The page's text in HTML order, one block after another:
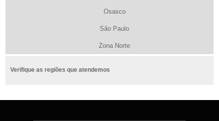
Osasco
São Paulo
Zona Norte
Verifique as regiões que atendemos